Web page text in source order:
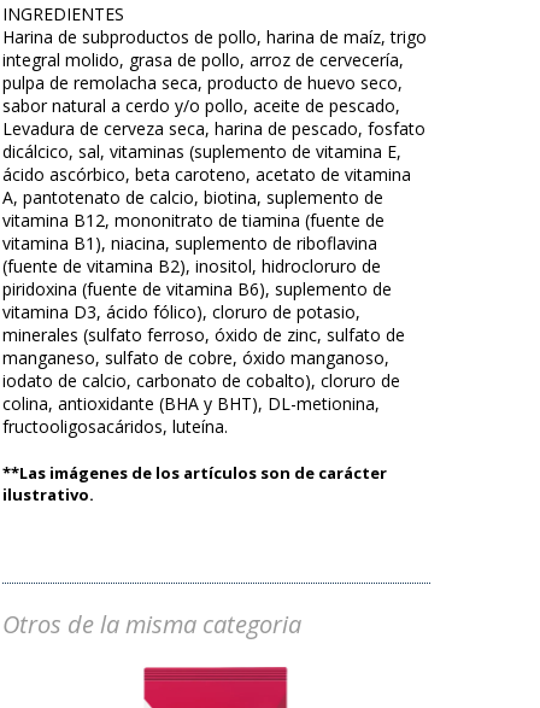
INGREDIENTES
Harina de subproductos de pollo, harina de maíz, trigo
integral molido, grasa de pollo, arroz de cervecería,
pulpa de remolacha seca, producto de huevo seco,
sabor natural a cerdo y/o pollo, aceite de pescado,
Levadura de cerveza seca, harina de pescado, fosfato
dicálcico, sal, vitaminas (suplemento de vitamina E,
ácido ascórbico, beta caroteno, acetato de vitamina
A, pantotenato de calcio, biotina, suplemento de
vitamina B12, mononitrato de tiamina (fuente de
vitamina B1), niacina, suplemento de riboflavina
(fuente de vitamina B2), inositol, hidrocloruro de
piridoxina (fuente de vitamina B6), suplemento de
vitamina D3, ácido fólico), cloruro de potasio,
minerales (sulfato ferroso, óxido de zinc, sulfato de
manganeso, sulfato de cobre, óxido manganoso,
iodato de calcio, carbonato de cobalto), cloruro de
colina, antioxidante (BHA y BHT), DL-metionina,
fructooligosacáridos, luteína.
**Las imágenes de los artículos son de carácter
ilustrativo.
Otros de la misma categoria